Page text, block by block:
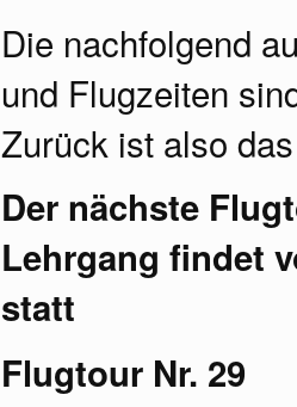
Die nachfolgend
und Flugzeiten
Zurück ist also
Der nächste
Lehrgang findet
statt
Flugtour Nr. 29